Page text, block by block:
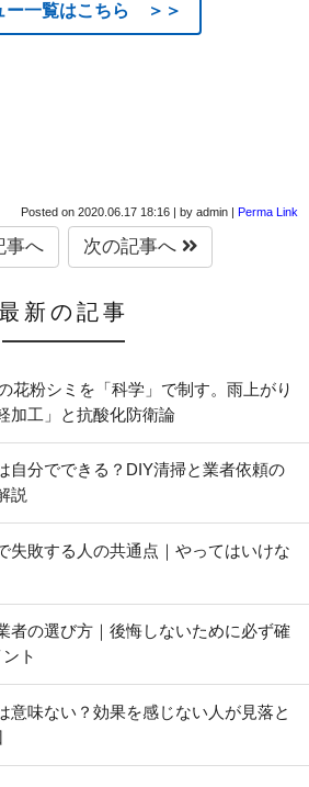
ー一覧はこちら ＞＞
Posted on 2020.06.17 18:16 | by admin | Perma Link
事へ 次の記事へ
新の記事
花粉シミを「科学」で制す。雨上がり
加工」と抗酸化防衛論
自分でできる？DIY清掃と業者依頼の
説
失敗する人の共通点｜やってはいけな
者の選び方｜後悔しないために必ず確
ト
意味ない？効果を感じない人が見落と